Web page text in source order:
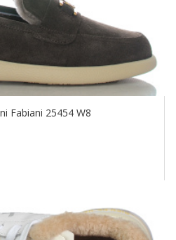
Fabiani 25454 W8